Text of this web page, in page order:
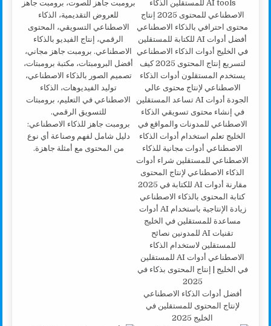
أفضل أدوات الذكاء الاصطناعي
لإنتاج المحتوى للمستقلين في
الخليج 2025
برومبت جاهز للذكاء الاصطناعي:
دليل شامل لفهم وصناعة أي نوع
من المحتوى مع أمثلة جاهزة.